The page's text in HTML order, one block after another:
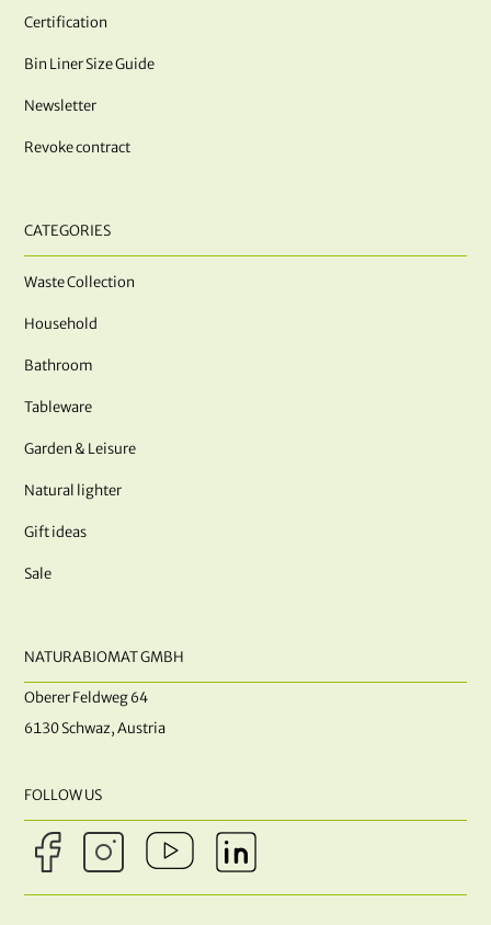
Certification
Bin Liner Size Guide
Newsletter
Revoke contract
CATEGORIES
Waste Collection
Household
Bathroom
Tableware
Garden & Leisure
Natural lighter
Gift ideas
Sale
NATURABIOMAT GMBH
Oberer Feldweg 64
6130 Schwaz, Austria
FOLLOW US